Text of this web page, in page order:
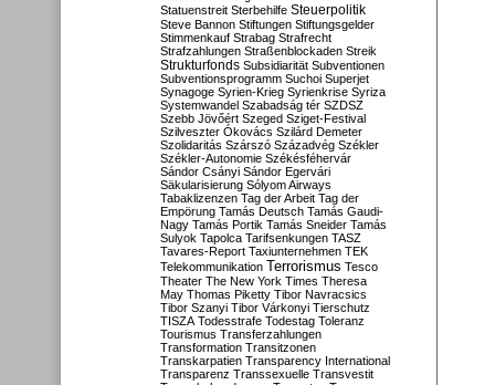
Statuenstreit Sterbehilfe Steuerpolitik
Steve Bannon Stiftungen Stiftungsgelder
Stimmenkauf Strabag Strafrecht
Strafzahlungen Straßenblockaden Streik
Strukturfonds Subsidiarität Subventionen
Subventionsprogramm Suchoi Superjet
Synagoge Syrien-Krieg Syrienkrise Syriza
Systemwandel Szabadság tér SZDSZ
Szebb Jövőért Szeged Sziget-Festival
Szilveszter Ókovács Szilárd Demeter
Szolidaritás Szárszó Századvég Székler
Székler-Autonomie Székésféhervár
Sándor Csányi Sándor Egervári
Säkularisierung Sólyom Airways
Tabaklizenzen Tag der Arbeit Tag der
Empörung Tamás Deutsch Tamás Gaudi-
Nagy Tamás Portik Tamás Sneider Tamás
Sulyok Tapolca Tarifsenkungen TASZ
Tavares-Report Taxiunternehmen TEK
Telekommunikation Terrorismus Tesco
Theater The New York Times Theresa
May Thomas Piketty Tibor Navracsics
Tibor Szanyi Tibor Várkonyi Tierschutz
TISZA Todesstrafe Todestag Toleranz
Tourismus Transferzahlungen
Transformation Transitzonen
Transkarpatien Transparency International
Transparenz Transsexuelle Transvestit